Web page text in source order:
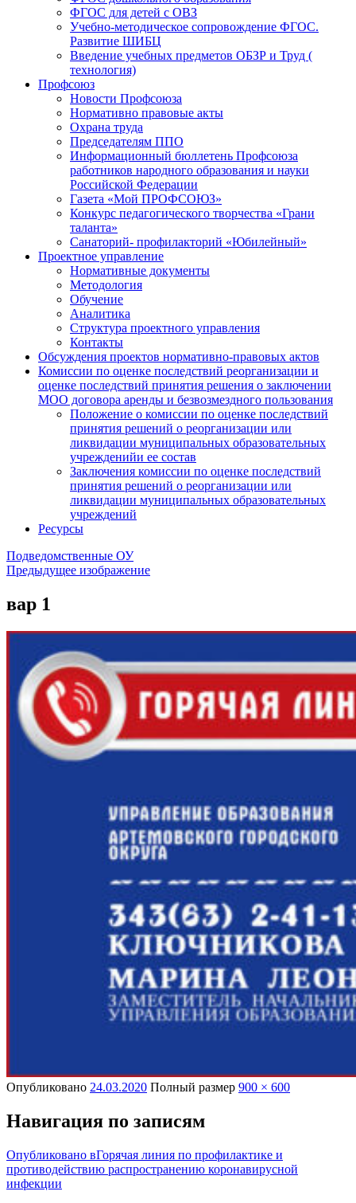
ФГОС для детей с ОВЗ
Учебно-методическое сопровождение ФГОС.
Развитие ШИБЦ
Введение учебных предметов ОБЗР и Труд (
технология)
Профсоюз
Новости Профсоюза
Нормативно правовые акты
Охрана труда
Председателям ППО
Информационный бюллетень Профсоюза
работников народного образования и науки
Российской Федерации
Газета «Мой ПРОФСОЮЗ»
Конкурс педагогического творчества «Грани
таланта»
Санаторий- профилакторий «Юбилейный»
Проектное управление
Нормативные документы
Методология
Обучение
Аналитика
Структура проектного управления
Контакты
Обсуждения проектов нормативно-правовых актов
Комиссии по оценке последствий реорганизации и
оценке последствий принятия решения о заключении
МОО договора аренды и безвозмездного пользования
Положение о комиссии по оценке последствий
принятия решений о реорганизации или
ликвидации муниципальных образовательных
учрежденийи ее состав
Заключения комиссии по оценке последствий
принятия решений о реорганизации или
ликвидации муниципальных образовательных
учреждений
Ресурсы
Подведомственные ОУ
Предыдущее изображение
вар 1
Опубликовано 24.03.2020 Полный размер 900 × 600
Навигация по записям
Опубликовано вГорячая линия по профилактике и
противодействию распространению коронавирусной
инфекции